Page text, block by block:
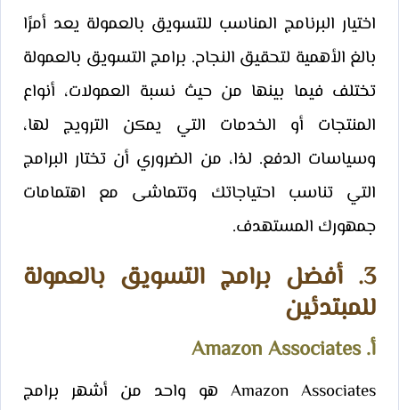
اختيار البرنامج المناسب للتسويق بالعمولة يعد أمرًا
بالغ الأهمية لتحقيق النجاح. برامج التسويق بالعمولة
تختلف فيما بينها من حيث نسبة العمولات، أنواع
المنتجات أو الخدمات التي يمكن الترويج لها،
وسياسات الدفع. لذا، من الضروري أن تختار البرامج
التي تناسب احتياجاتك وتتماشى مع اهتمامات
جمهورك المستهدف.
3. أفضل برامج التسويق بالعمولة
للمبتدئين
أ. Amazon Associates
Amazon Associates هو واحد من أشهر برامج